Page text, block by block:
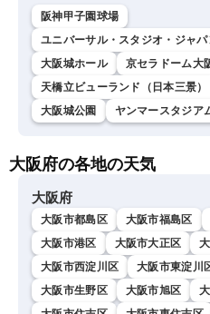
阪神甲子園球場
ユニバーサル・スタジオ・ジャパ
大阪城ホール
京セラドーム大
天橋立ビューランド（日本三景）
大阪城公園
ヤンマースタジア
大阪府の各地の天気
大阪府
大阪市都島区 大阪市福島区
大阪市港区
大阪市大正区
大阪市西淀川区
大阪市東淀川
大阪市生野区
大阪市旭区